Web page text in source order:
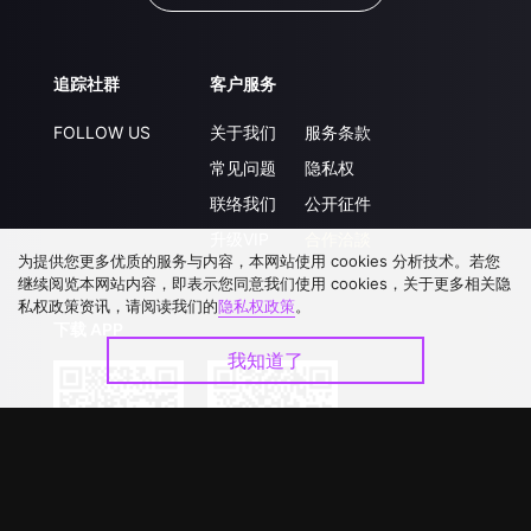
追踪社群
FOLLOW US
客户服务
关于我们
常见问题
联络我们
服务条款
隐私权
公开征件
为提供您更多优质的服务与内容，本网站使用 cookies 分析技术。若您
继续阅览本网站内容，即表示您同意我们使用 cookies，关于更多相关隐
私权政策资讯，请阅读我们的隐私权政策。
我知道了